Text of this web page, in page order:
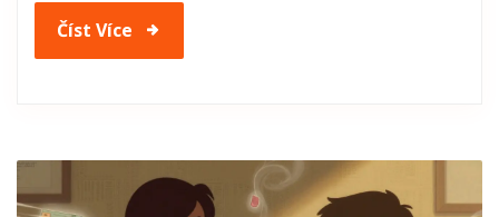
Číst Více